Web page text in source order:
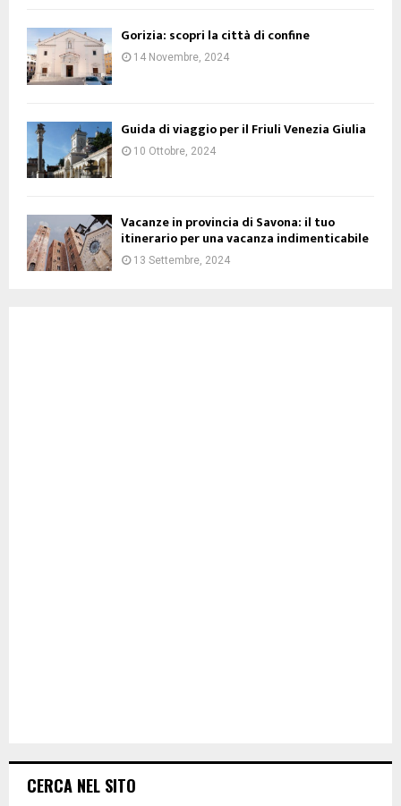
Gorizia: scopri la città di confine
14 Novembre, 2024
Guida di viaggio per il Friuli Venezia Giulia
10 Ottobre, 2024
Vacanze in provincia di Savona: il tuo
itinerario per una vacanza indimenticabile
13 Settembre, 2024
CERCA NEL SITO